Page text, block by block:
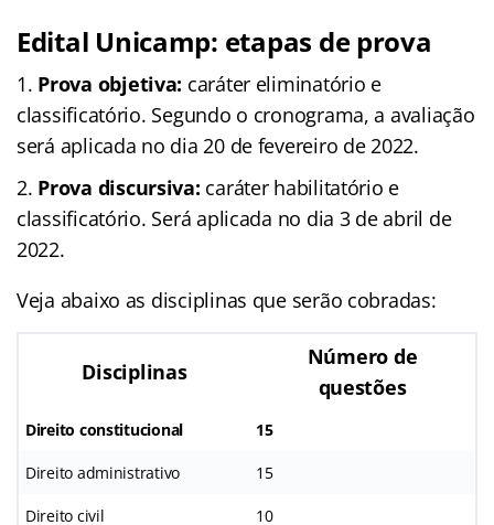
Edital Unicamp: etapas de prova
Prova objetiva: caráter eliminatório e
classificatório. Segundo o cronograma, a avaliação
será aplicada no dia 20 de fevereiro de 2022.
Prova discursiva: caráter habilitatório e
classificatório. Será aplicada no dia 3 de abril de
2022.
Veja abaixo as disciplinas que serão cobradas:
Disciplinas
Número de
questões
Direito constitucional 15
Direito administrativo 15
Direito civil 10